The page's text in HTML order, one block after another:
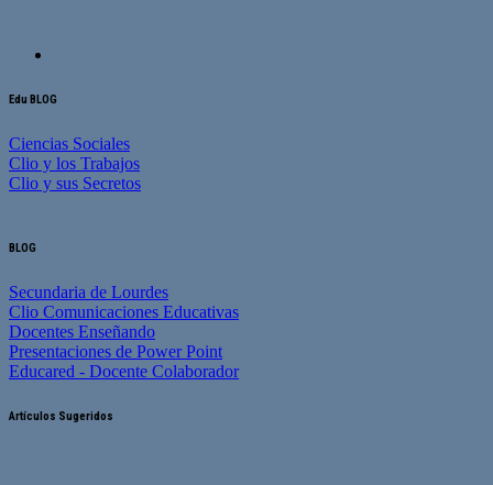
Edu BLOG
Ciencias Sociales
Clio y los Trabajos
Clio y sus Secretos
BLOG
Secundaria de Lourdes
Clio Comunicaciones Educativas
Docentes Enseñando
Presentaciones de Power Point
Educared - Docente Colaborador
Artículos Sugeridos